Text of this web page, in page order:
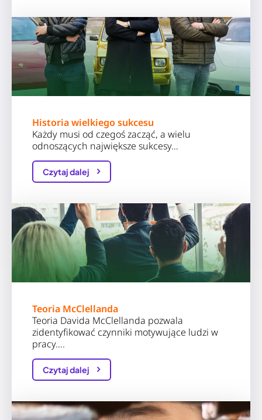
Historia wielkiego sukcesu
Każdy musi od czegoś zacząć, a wielu
odnoszących największe sukcesy…
Czytaj dalej
Teoria McClellanda
Teoria Davida McClellanda pozwala
zidentyfikować czynniki motywujące ludzi w
pracy….
Czytaj dalej